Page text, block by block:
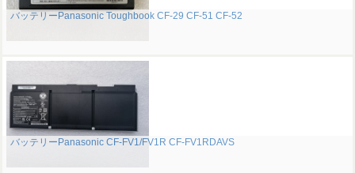
バッテリーPanasonic Toughbook CF-29 CF-51 CF-52
バッテリーPanasonic CF-FV1/FV1R CF-FV1RDAVS